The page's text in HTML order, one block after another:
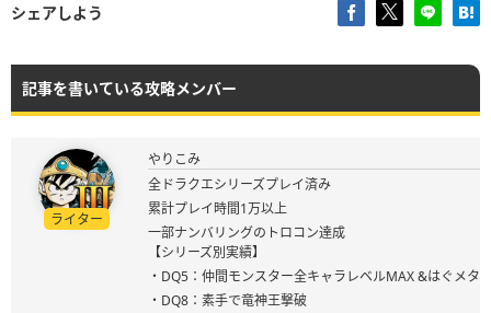
シェアしよう
記事を書いている攻略メンバー
ライター
やりこみ
全ドラクエシリーズプレイ済み
累計プレイ時間1万以上
一部ナンバリングのトロコン達成
【シリーズ別実績】
・DQ5：仲間モンスター全キャラレベルMAX &はぐメタ
・DQ8：素手で竜神王撃破